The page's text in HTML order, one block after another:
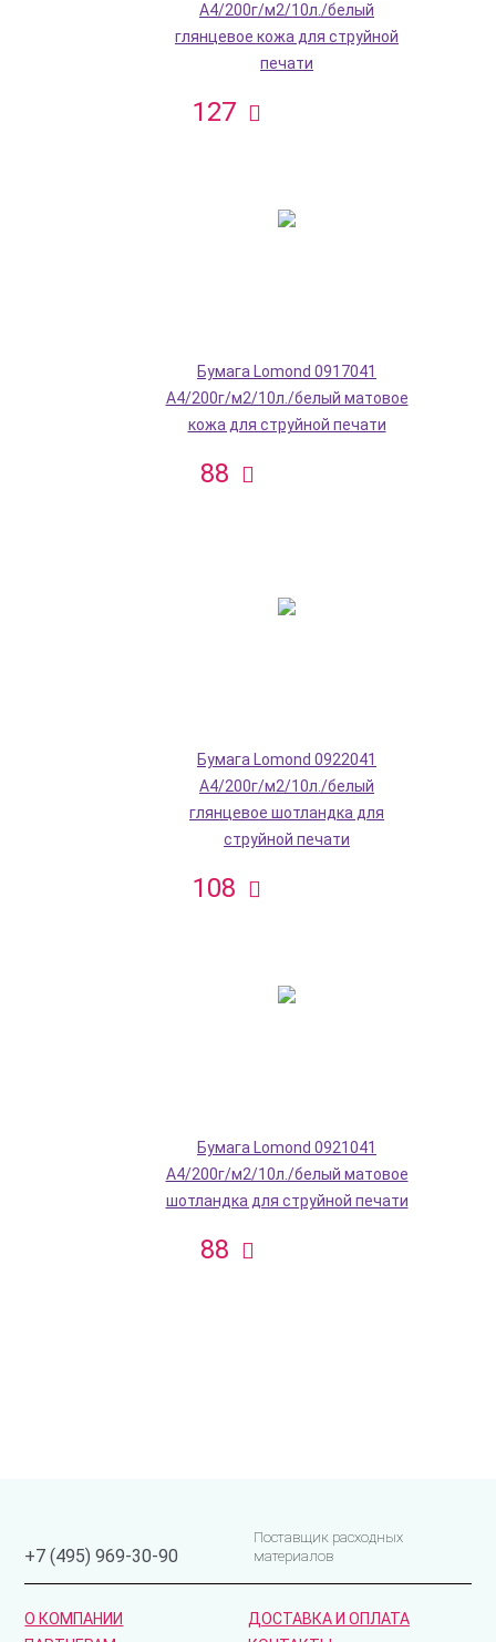
A4/200г/м2/10л./белый
глянцевое кожа для струйной
печати
127
Бумага Lomond 0917041
A4/200г/м2/10л./белый матовое
кожа для струйной печати
88
Бумага Lomond 0922041
A4/200г/м2/10л./белый
глянцевое шотландка для
струйной печати
108
Бумага Lomond 0921041
A4/200г/м2/10л./белый матовое
шотландка для струйной печати
88
+7 (495) 969-30-90
Поставщик расходных
материалов
О КОМПАНИИ
ДОСТАВКА И ОПЛАТА